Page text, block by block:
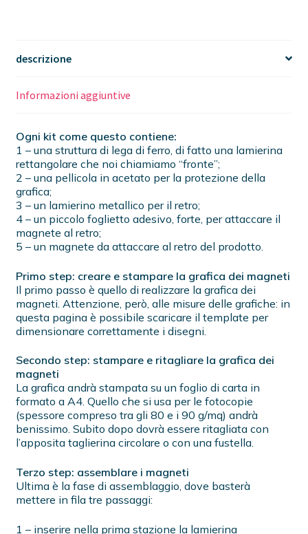
descrizione
Informazioni aggiuntive
Ogni kit come questo contiene:
1 – una struttura di lega di ferro, di fatto una lamierina
rettangolare che noi chiamiamo “fronte”;
2 – una pellicola in acetato per la protezione della
grafica;
3 – un lamierino metallico per il retro;
4 – un piccolo foglietto adesivo, forte, per attaccare il
magnete al retro;
5 – un magnete da attaccare al retro del prodotto.
Primo step: creare e stampare la grafica dei magneti
Il primo passo è quello di realizzare la grafica dei
magneti. Attenzione, però, alle misure delle grafiche: in
questa pagina è possibile scaricare il template per
dimensionare correttamente i disegni.
Secondo step: stampare e ritagliare la grafica dei
magneti
La grafica andrà stampata su un foglio di carta in
formato a A4. Quello che si usa per le fotocopie
(spessore compreso tra gli 80 e i 90 g/mq) andrà
benissimo. Subito dopo dovrà essere ritagliata con
l’apposita taglierina circolare o con una fustella.
Terzo step: assemblare i magneti
Ultima è la fase di assemblaggio, dove basterà
mettere in fila tre passaggi:
1 – inserire nella prima stazione la lamierina